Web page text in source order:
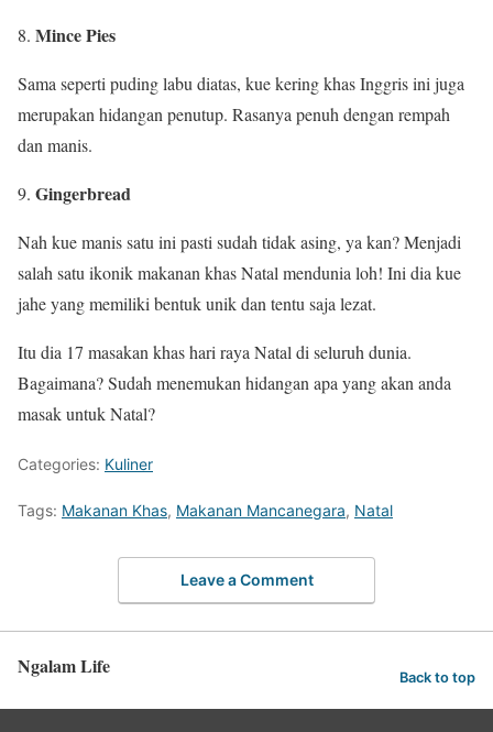
Mince Pies
Sama seperti puding labu diatas, kue kering khas Inggris ini juga
merupakan hidangan penutup. Rasanya penuh dengan rempah
dan manis.
Gingerbread
Nah kue manis satu ini pasti sudah tidak asing, ya kan? Menjadi
salah satu ikonik makanan khas Natal mendunia loh! Ini dia kue
jahe yang memiliki bentuk unik dan tentu saja lezat.
Itu dia 17 masakan khas hari raya Natal di seluruh dunia.
Bagaimana? Sudah menemukan hidangan apa yang akan anda
masak untuk Natal?
Categories: Kuliner
Tags: Makanan Khas, Makanan Mancanegara, Natal
Leave a Comment
Ngalam Life Back to top